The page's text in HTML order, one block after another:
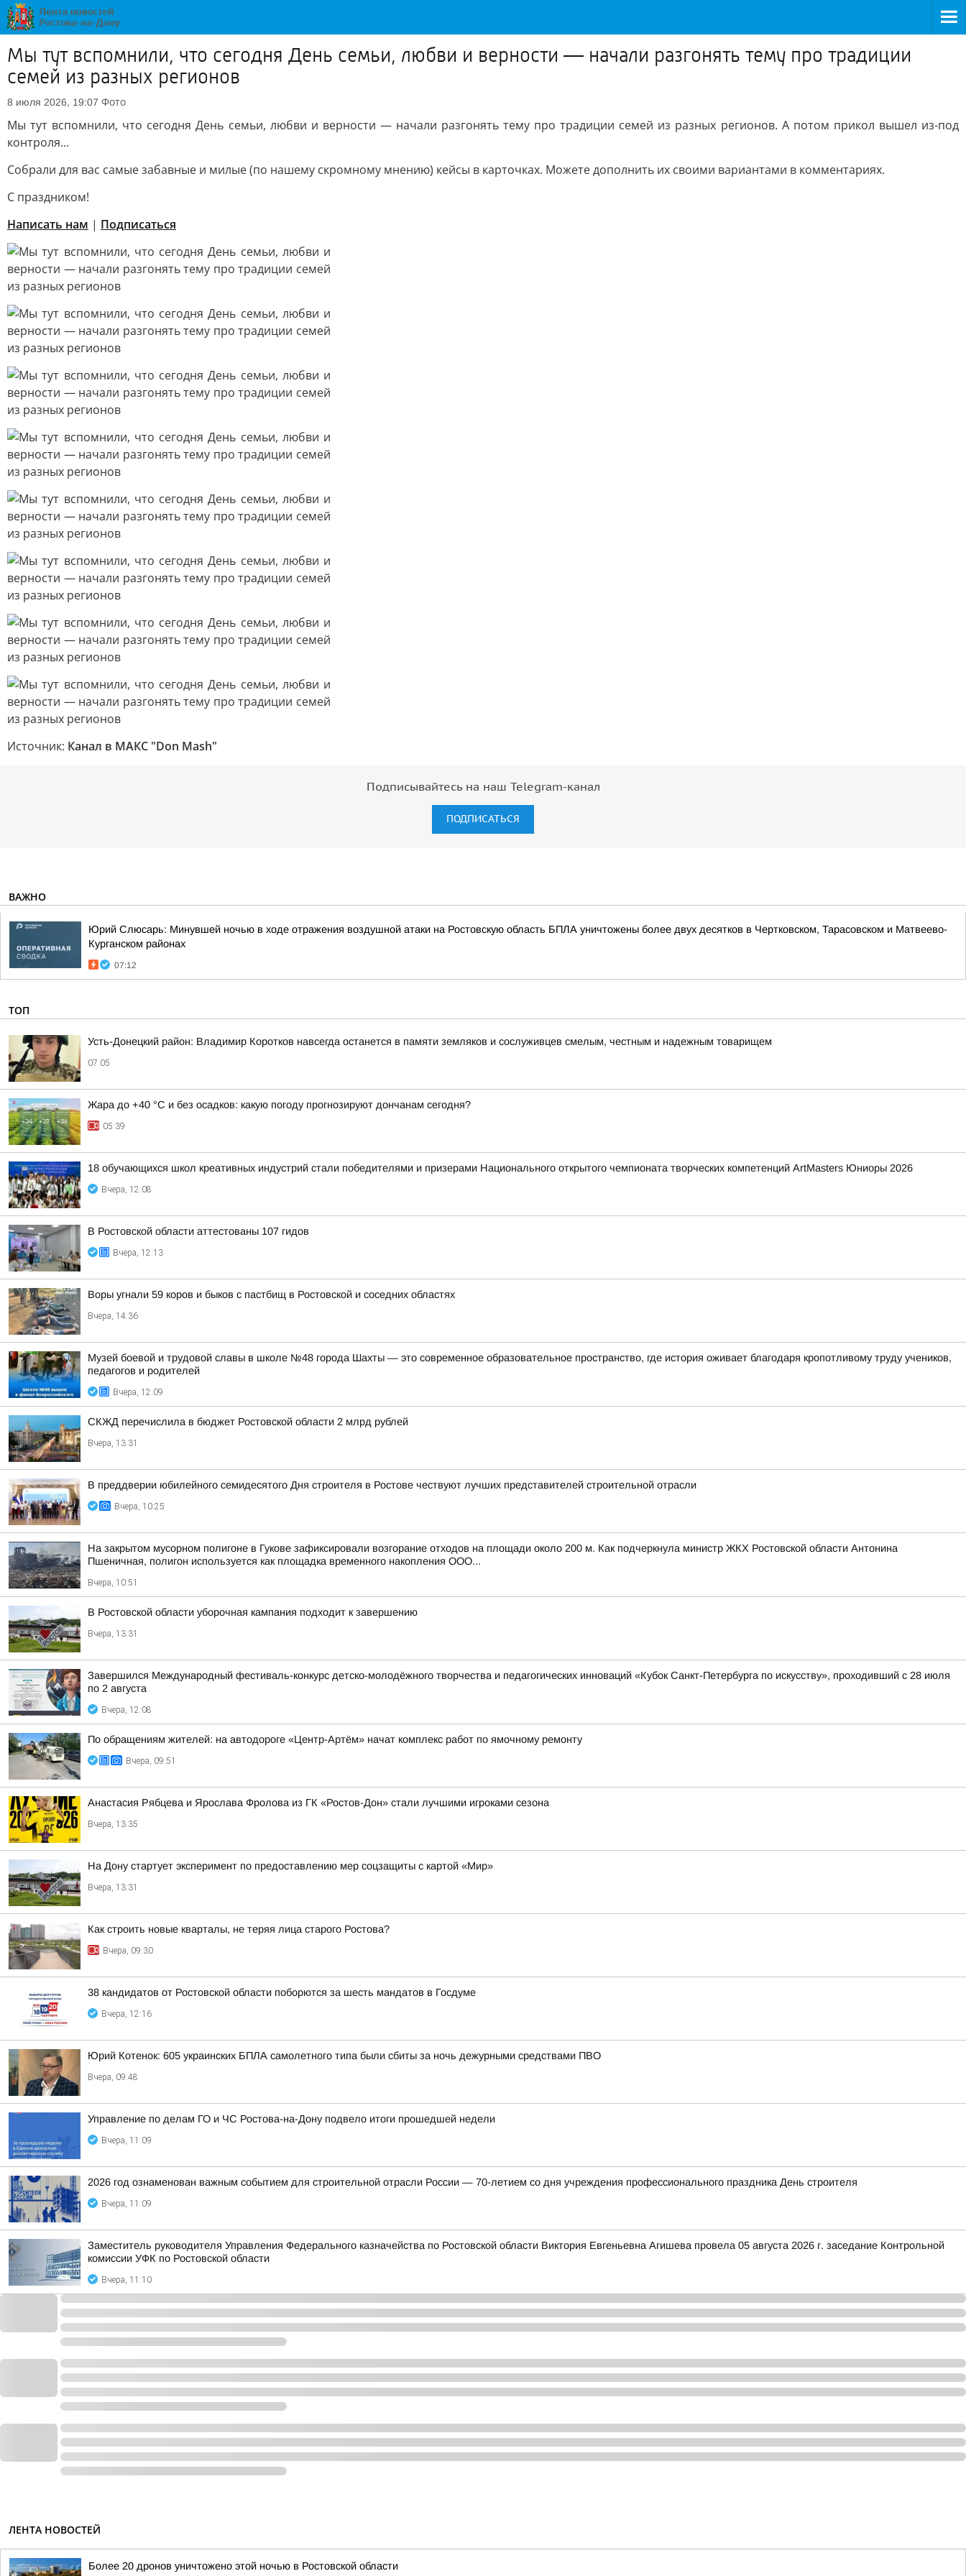
Мы тут вспомнили, что сегодня День семьи, любви и верности — начали разгонять тему про традиции
семей из разных регионов
8 июля 2026, 19:07 Фото
Мы тут вспомнили, что сегодня День семьи, любви и верности — начали разгонять тему про традиции семей из разных регионов. А потом прикол вышел из-под
контроля...
Собрали для вас самые забавные и милые (по нашему скромному мнению) кейсы в карточках. Можете дополнить их своими вариантами в комментариях.
С праздником!
Написать нам | Подписаться
Источник: Канал в МАКС "Don Mash"
Подписывайтесь на наш Telegram-канал
ПОДПИСАТЬСЯ
ВАЖНО
Юрий Слюсарь: Минувшей ночью в ходе отражения воздушной атаки на Ростовскую область БПЛА уничтожены более двух десятков в Чертковском, Тарасовском и Матвеево-
Курганском районах
07:12
ТОП
Усть-Донецкий район: Владимир Коротков навсегда останется в памяти земляков и сослуживцев смелым, честным и надежным товарищем
07:05
Жара до +40 °С и без осадков: какую погоду прогнозируют дончанам сегодня?
05:39
18 обучающихся школ креативных индустрий стали победителями и призерами Национального открытого чемпионата творческих компетенций ArtMasters Юниоры 2026
Вчера, 12:08
В Ростовской области аттестованы 107 гидов
Вчера, 12:13
Воры угнали 59 коров и быков с пастбищ в Ростовской и соседних областях
Вчера, 14:36
Музей боевой и трудовой славы в школе №48 города Шахты — это современное образовательное пространство, где история оживает благодаря кропотливому труду учеников,
педагогов и родителей
Вчера, 12:09
СКЖД перечислила в бюджет Ростовской области 2 млрд рублей
Вчера, 13:31
В преддверии юбилейного семидесятого Дня строителя в Ростове чествуют лучших представителей строительной отрасли
Вчера, 10:25
На закрытом мусорном полигоне в Гукове зафиксировали возгорание отходов на площади около 200 м. Как подчеркнула министр ЖКХ Ростовской области Антонина
Пшеничная, полигон используется как площадка временного накопления ООО...
Вчера, 10:51
В Ростовской области уборочная кампания подходит к завершению
Вчера, 13:31
Завершился Международный фестиваль-конкурс детско-молодёжного творчества и педагогических инноваций «Кубок Санкт-Петербурга по искусству», проходивший с 28 июля
по 2 августа
Вчера, 12:08
По обращениям жителей: на автодороге «Центр-Артём» начат комплекс работ по ямочному ремонту
Вчера, 09:51
Анастасия Рябцева и Ярослава Фролова из ГК «Ростов-Дон» стали лучшими игроками сезона
Вчера, 13:35
На Дону стартует эксперимент по предоставлению мер соцзащиты с картой «Мир»
Вчера, 13:31
Как строить новые кварталы, не теряя лица старого Ростова?
Вчера, 09:30
38 кандидатов от Ростовской области поборются за шесть мандатов в Госдуме
Вчера, 12:16
Юрий Котенок: 605 украинских БПЛА самолетного типа были сбиты за ночь дежурными средствами ПВО
Вчера, 09:48
Управление по делам ГО и ЧС Ростова-на-Дону подвело итоги прошедшей недели
Вчера, 11:09
2026 год ознаменован важным событием для строительной отрасли России — 70-летием со дня учреждения профессионального праздника День строителя
Вчера, 11:09
Заместитель руководителя Управления Федерального казначейства по Ростовской области Виктория Евгеньевна Агишева провела 05 августа 2026 г. заседание Контрольной
комиссии УФК по Ростовской области
Вчера, 11:10
ЛЕНТА НОВОСТЕЙ
Более 20 дронов уничтожено этой ночью в Ростовской области